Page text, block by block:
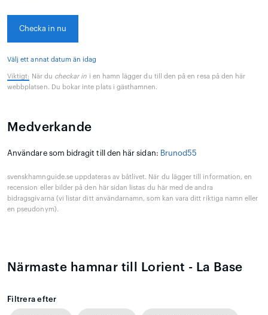
Checka in nu
Välj ett annat datum än idag
Viktigt: När du checkar in i en hamn lägger du till den på en resa på den här
webbplatsen. Du bokar inte plats i gästhamnen.
Medverkande
Användare som bidragit till den här sidan: Brunod55
svenskhamnguide.se uppdateras av båtlivet. När du lägger till information, en
recension eller bilder på den här sidan listas du här med de andra
bidragsgivarna (vi listar ditt användarnamn, som kan vara ditt riktiga namn eller
en pseudonym).
Närmaste hamnar till Lorient - La Base
Filtrera efter